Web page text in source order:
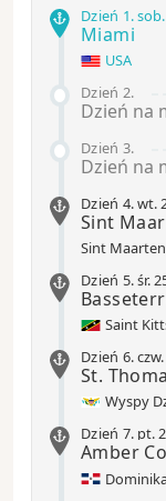
Dzień 1.sob.
Miami
USA
Dzień 2.
Dzień na
Dzień 3.
Dzień na
Dzień 4.wt.
Sint
Sint Maarten
Dzień 5.śr.
Saint
Dzień 6.czw.
St.
Wyspy
Dzień 7. pt.
Amber